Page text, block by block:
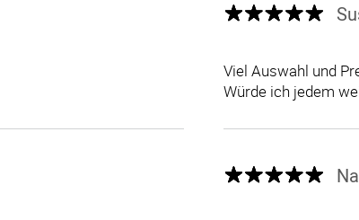
Viel Auswahl und
Würde ich jedem